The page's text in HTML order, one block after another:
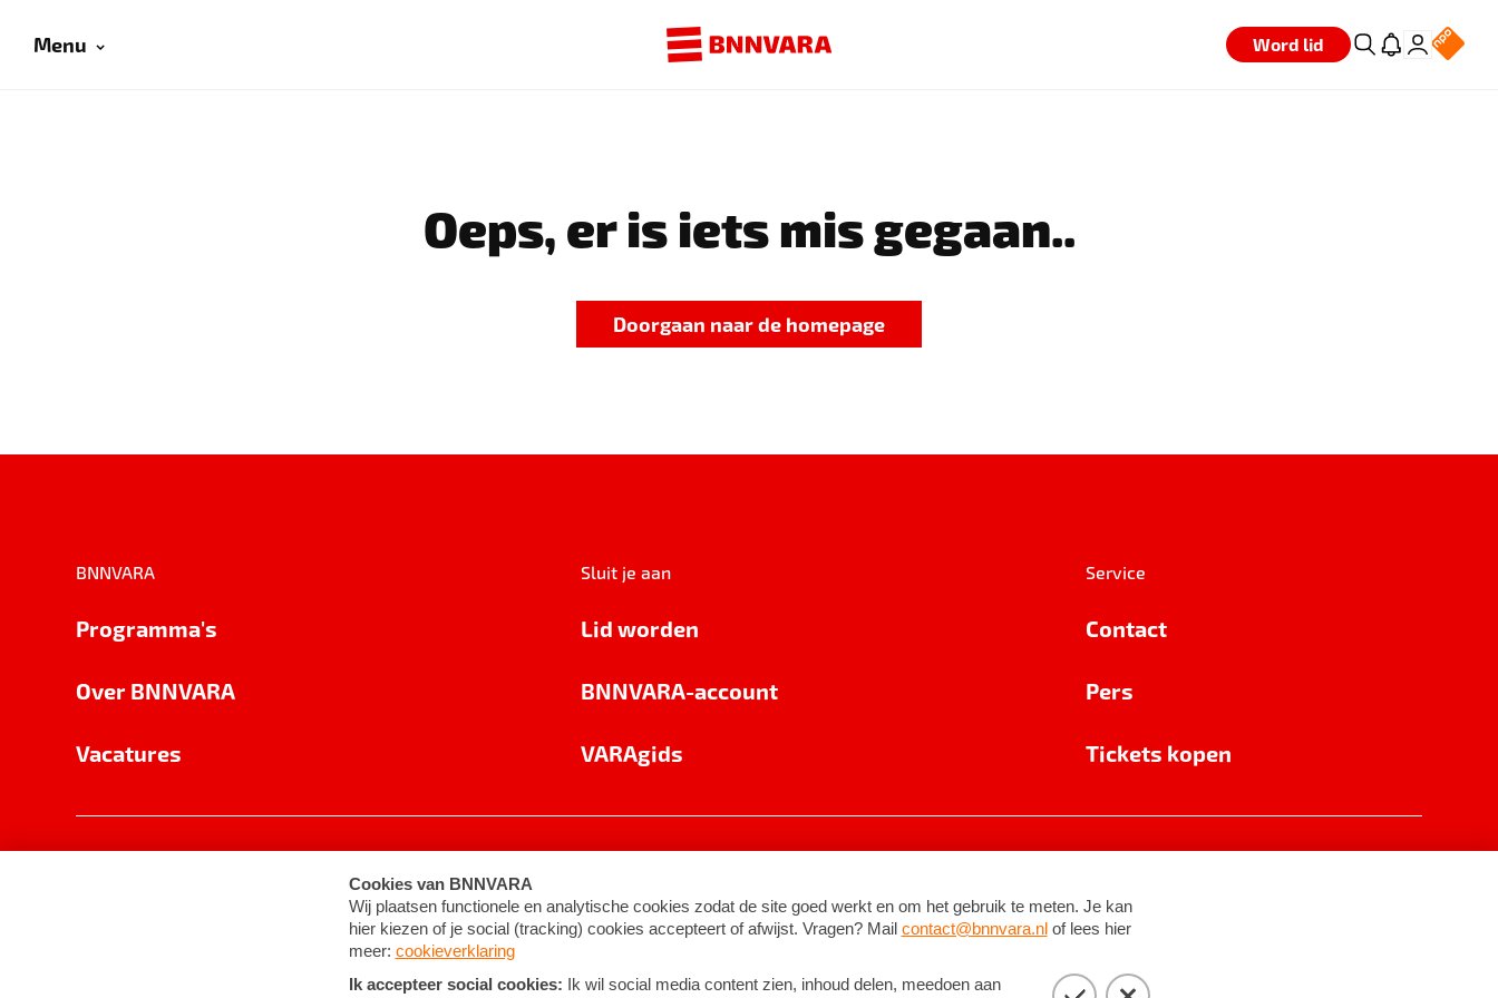
Menu Word lid
Oeps, er is iets mis gegaan..
Doorgaan naar de homepage
BNNVARA
Programma's
Over BNNVARA
Vacatures
Sluit je aan
Lid worden
BNNVARA-account
VARAgids
Service
Contact
Pers
Tickets kopen
Cookie-instellingen Algemene voorwaarden ©2026BNNVARA